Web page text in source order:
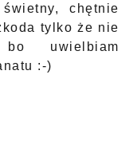
chętnie
tylko że nie
uwielbiam
:-)